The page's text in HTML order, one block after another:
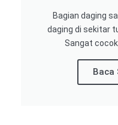
Bagian daging
daging di sekitar
Sangat
Baca